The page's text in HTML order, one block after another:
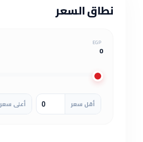
نطاق السعر
EGP
0
أقل سعر أعلى سعر